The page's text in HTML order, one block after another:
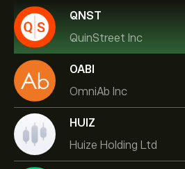
QNST
QuinStreet Inc
OABI
OmniAb Inc
HUIZ
Huize Holding Ltd